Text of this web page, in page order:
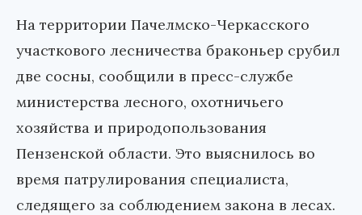
На территории Пачелмско-Черкасского
участкового лесничества браконьер срубил
две сосны, сообщили в пресс-службе
министерства лесного, охотничьего
хозяйства и природопользования
Пензенской области. Это выяснилось во
время патрулирования специалиста,
следящего за соблюдением закона в лесах.